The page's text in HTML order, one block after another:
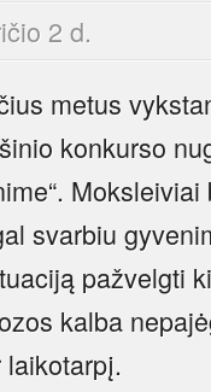
2 d.
metus
konkurso
svarbiu
pažvelgti
kalba